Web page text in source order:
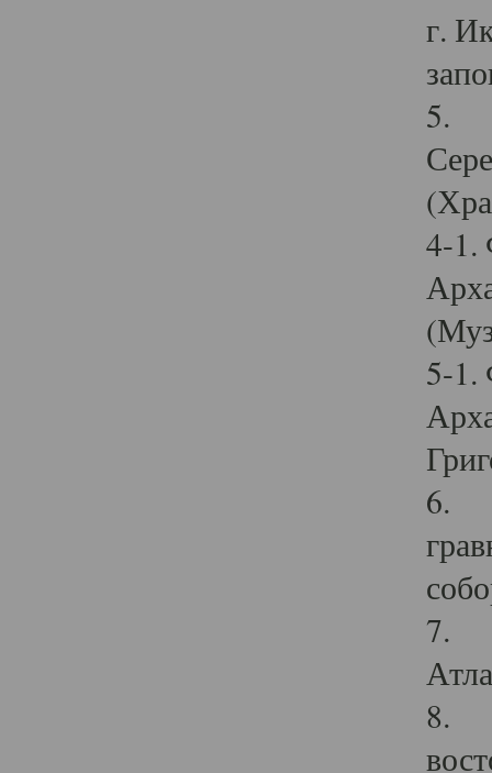
г.
5.
4-1.
5-1.
6.
7.
8.